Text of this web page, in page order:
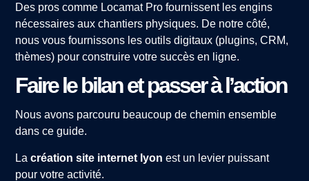
Des pros comme Locamat Pro fournissent les engins
nécessaires aux chantiers physiques. De notre côté,
nous vous fournissons les outils digitaux (plugins, CRM,
thèmes) pour construire votre succès en ligne.
Faire le bilan et passer à l’action
Nous avons parcouru beaucoup de chemin ensemble
dans ce guide.
Lacréation site internet lyon est un levier puissant
pour votre activité.